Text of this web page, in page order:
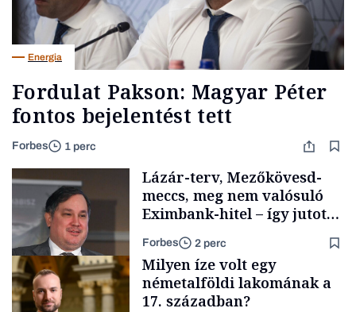
Energia
Fordulat Pakson: Magyar Péter
fontos bejelentést tett
Forbes 1 perc
Lázár-terv, Mezőkövesd-
meccs, meg nem valósuló
Eximbank-hitel – így jutott
el a bezárásig a 70 éves
téglagyár
Forbes 2 perc
Milyen íze volt egy
németalföldi lakomának a
17. században?